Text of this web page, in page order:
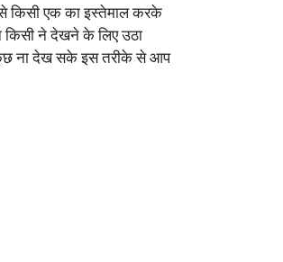
किसी एक का इस्तेमाल करके
ने देखने के लिए उठा
ना देख सके इस तरीके से आप